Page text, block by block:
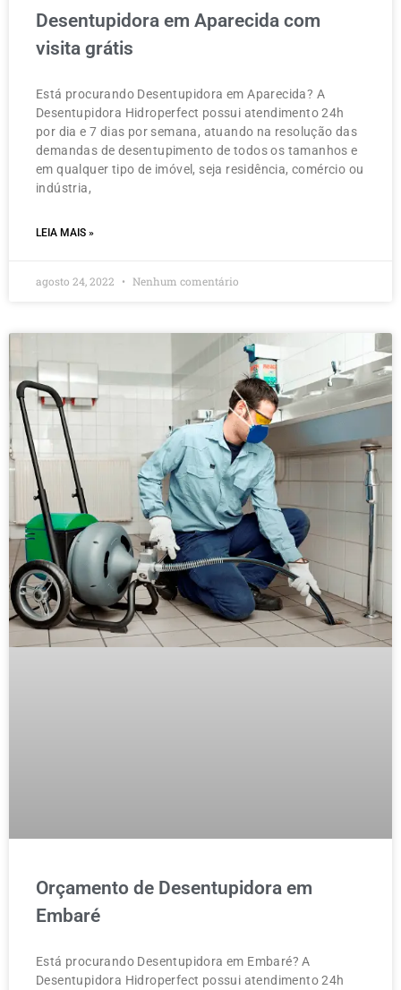
Desentupidora em Aparecida com
visita grátis
Está procurando Desentupidora em Aparecida? A
Desentupidora Hidroperfect possui atendimento 24h
por dia e 7 dias por semana, atuando na resolução das
demandas de desentupimento de todos os tamanhos e
em qualquer tipo de imóvel, seja residência, comércio ou
indústria,
LEIA MAIS »
agosto 24, 2022 Nenhum comentário
Orçamento de Desentupidora em
Embaré
Está procurando Desentupidora em Embaré? A
Desentupidora Hidroperfect possui atendimento 24h